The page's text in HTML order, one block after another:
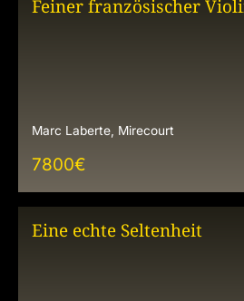
Feiner französischer
Marc Laberte, Mirecourt
7800€
Eine echte Seltenheit